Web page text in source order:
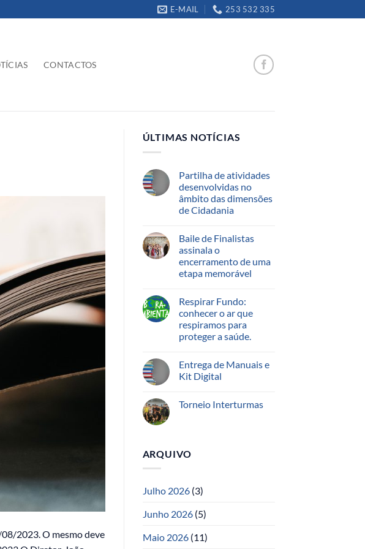
E-MAIL 253 532 335
CONTACTOS
2023. O mesmo deve
ÚLTIMAS NOTÍCIAS
Partilha de atividades
desenvolvidas no
âmbito das dimensões
de Cidadania
Baile de Finalistas
assinala o
encerramento de uma
etapa memorável
Respirar Fundo:
conhecer o ar que
respiramos para
proteger a saúde.
Entrega de Manuais e
Kit Digital
Torneio Interturmas
ARQUIVO
Julho 2026(3)
Junho 2026(5)
Maio 2026(11)